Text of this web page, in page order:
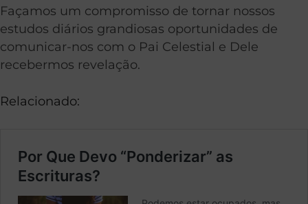
Façamos um compromisso de tornar nossos
estudos diários grandiosas oportunidades de
comunicar-nos com o Pai Celestial e Dele
recebermos revelação.
Relacionado: